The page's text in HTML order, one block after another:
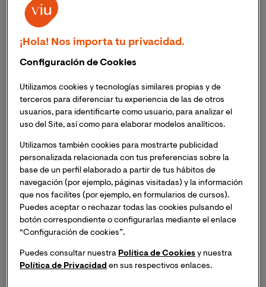
Facultad de Ciencias de la Educación
La Facultad de Ciencias de la Educación
Universidad Internacional de Valencia y
los estudiantes de diversas titulaciones de la facultad
cuenten con más recursos y herramientas formativas,
para ampliar sus conocimientos y capacidades
alumnado con necesidades educativas especiales.
La relación entre VIU y Asindown no es nueva, ya que en
anteriores ocasiones ambas instituciones han
colaborado en diversos proyectos de formación y
divulgación, como en el caso del “I Congreso
Internacional para la Prevención de Problemas
Emocionales y de Conducta en el Ámbito Escolar
celebrado el pasado mes de marzo. Además, Asindown
¡Hola! Nos importa tu privacidad.
Configuración de Cookies
Utilizamos cookies y tecnologías similares propias y de
terceros para diferenciar tu experiencia de las de otros
usuarios, para identificarte como usuario, para analizar el
uso del Site, así como para elaborar modelos analíticos.
Utilizamos también cookies para mostrarte publicidad
personalizada relacionada con tus preferencias sobre la
base de un perfil elaborado a partir de tus hábitos de
navegación (por ejemplo, páginas visitadas) y la información
que nos facilites (por ejemplo, en formularios de cursos).
Puedes aceptar o rechazar todas las cookies pulsando el
botón correspondiente o configurarlas mediante el enlace
“Configuración de cookies”.
Puedes consultar nuestra Política de Cookies y nuestra
Política de Privacidad en sus respectivos enlaces.